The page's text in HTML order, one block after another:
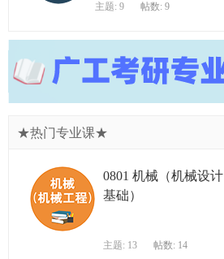
主题: 9 帖数: 9
★热门专业课★
0801 机械（机械设计
基础）
主题: 13 帖数: 14